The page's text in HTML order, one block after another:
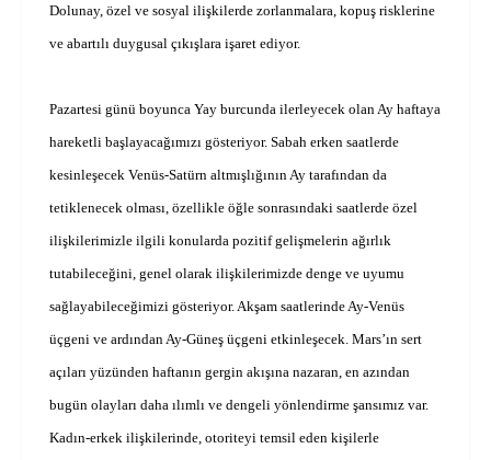
Dolunay, özel ve sosyal ilişkilerde zorlanmalara, kopuş risklerine
ve abartılı duygusal çıkışlara işaret ediyor.
Pazartesi günü boyunca Yay burcunda ilerleyecek olan Ay haftaya
hareketli başlayacağımızı gösteriyor. Sabah erken saatlerde
kesinleşecek Venüs-Satürn altmışlığının Ay tarafından da
tetiklenecek olması, özellikle öğle sonrasındaki saatlerde özel
ilişkilerimizle ilgili konularda pozitif gelişmelerin ağırlık
tutabileceğini, genel olarak ilişkilerimizde denge ve uyumu
sağlayabileceğimizi gösteriyor. Akşam saatlerinde Ay-Venüs
üçgeni ve ardından Ay-Güneş üçgeni etkinleşecek. Mars’ın sert
açıları yüzünden haftanın gergin akışına nazaran, en azından
bugün olayları daha ılımlı ve dengeli yönlendirme şansımız var.
Kadın-erkek ilişkilerinde, otoriteyi temsil eden kişilerle